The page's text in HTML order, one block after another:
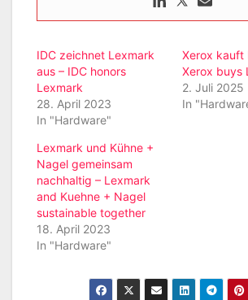
IDC zeichnet Lexmark
aus – IDC honors
Lexmark
28. April 2023
In "Hardware"
Xerox kauft
Xerox buys
2. Juli 2025
In
Lexmark und Kühne +
Nagel gemeinsam
nachhaltig – Lexmark
and Kuehne + Nagel
sustainable together
18. April 2023
In "Hardware"